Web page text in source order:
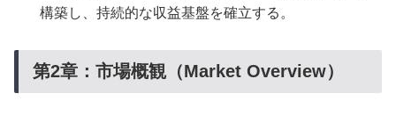
構築し、持続的な収益基盤を確立する。
第2章：市場概観（Market Overview）